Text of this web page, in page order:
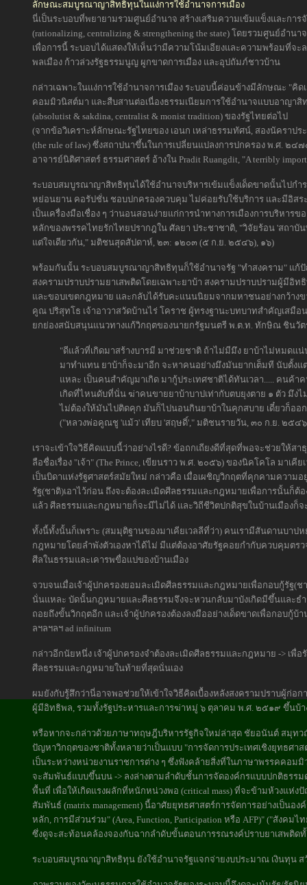
ลักษณะสมบูรณาญาสิทธิทุนในแง่การใช้อำนาจการเมือง
นี่เป็นระบอบที่พยายามรวมศูนย์อำนาจ สร้างเสริมความเข้มแข็งและการ
(rationalizing, centralizing & strengthening the state) โดยรวมศูนย์อ
เพื่อการนี้ ระบอบได้แสดงให้เห็นว่ามีความโน้มเอียงและความพร้อมที่จ
พลเมือง ก้าวล่วงรัฐธรรมนูญ ผูกขาดการเมือง และอุปถัมภ์ชาวบ้าน
กล่าวเฉพาะในแง่การใช้อำนาจการเมือง ระบอบนี้ค่อนข้างมีลักษณะ "คิด
คอมมิวนิสต์มา และสืบสานต่อเนื่องธรรมเนียมการใช้อำนาจแบบอาญา
(absolutist & sakdina, centralist & monist tradition) ของรัฐไทยต่อไป
(จากข้อวิเคราะห์ลักษณะรัฐไทยของ เอนก เหล่าธรรมทัศน์, สองนัคราป
(the rule of law) ซึ่งสถาปนาขึ้นในการเปลี่ยนแปลงการปกครอง พ.ศ. ๒๔
อาจารย์นิติศาสตร์ ธรรมศาสตร์ อ้างใน Pradit Ruangdit, "A terribly
ระบอบสมบูรณาญาสิทธิทุนได้ใช้อำนาจบริหารเข้มแข็งเด็ดขาดนั้นไปกำ
หย่อนยาน คอรัปชั่น ชอบปกครองควบคุม ไม่ค่อยรับใช้บริการ และมีอิส
เป็นเครื่องมือเชื่อง ๆ ว่านอนสอนง่ายแก่การนำทางการเมืองการบริห
หลักของพรรคไทยรักไทยปรากฎใน ศัลยา ประชาชาติ, "วิจัยร้อน 'สถาบัน
แต่ใจเดียวกัน," มติชนสุดสัปดาห์, ๒๓: ๑๒๐๓ (๕ ก.ย. ๒๕๔๖), ๑๖)
พร้อมกันนั้น ระบอบสมบูรณาญาสิทธิทุนก็ใช้อำนาจรัฐ "ทำสงคราม" แก้ปั
สงครามปราบปรามยาเสพติดโดยเฉพาะยาบ้า สงครามปราบปรามผู้มีอิ
และขอบเขตกฎหมาย และกลับได้รับคะแนนนิยมจากมหาชนอย่างกว้าง
คูณ ปริสุทโธ เจ้าอาวาสวัดบ้านไร่ โคราช ผู้ทรงฐานะบทบาทสำคัญเสมื
ยกย่องสนับสนุนแนวทางแก้วิกฤตของนายกรัฐมนตรี พ.ต.ท. ทักษิณ ชินวัต
"ดีแล้วที่เกิดมาสร้างบารมี มาช่วยชาติ ถ้าไม่มีมึง ยาบ้าไม่หมดแ
มาทำแทน ยาบ้าก็จะมาอีก จะหาคนอย่างมึงมันยากเต็มที นับตั้ง
แหละ เป็นคนสำคัญมาเกิด มากู้ประเทศชาติได้ทันเวลา..... คนค้
เกิดที่ไหนดับที่นั่น ฆ่าคนขายยาบ้าบาปเท่ากับตบยุงตาย ๑ ตัว มึง
ไม่ต้องให้มันไปติดคุก มันก็ไปนอนกินยาบ้าในคุกสบาย เดี๋ยวก็ออ
("หลวงพ่อคูณชู 'แม้ว' เทียบ 'สฤษดิ์'," มติชนรายวัน, ๓๐ ก.ย. ๒๕๔
เราจะเข้าใจวิธีคิดแบบนี้ว่าอย่างไรดี? ข้อถกเถียงดีที่สุดที่พอจะช่วยให้ส
ลือชื่อเรื่อง "เจ้า" (The Prince, เขียนราว พ.ศ. ๒๐๕๖) ของนิคโคโล มาเ
เป็นบิดาแห่งรัฐศาสตร์สมัยใหม่ กล่าวคือ เมื่อเผชิญวิกฤตที่คุกคามความ
รัฐ(ชาติ)เอาไว้ก่อน ถึงจะต้องละเมิดศีลธรรมและกฎหมายเพื่อการนั้นก็ต้
แล้ว ศีลธรรมและกฎหมายก็จะมีไม่ได้ และวิถีชีวิตปกติสุขในบ้านเมืองก็
ทั้งนี้ทั้งนั้นก็เพราะ (สมมุติฐานของมาเคียเวลลีที่ว่า) คนเรามีสันดานบา
กฎหมายโดยลำพังตัวเองหาได้ไม่ มีแต่ต้องอาศัยรัฐคอยกำกับควบคุมตร
ศีลในธรรมและเคารพขื่อแปของบ้านเมือง
จวบจนเมื่อเจ้าผู้ปกครองยอมละเมิดศีลธรรมและกฎหมายเพื่อกอบกู้รัฐ(ช
นั่นแหละ บัดนั้นกฎหมายและศีลธรรมจึงจะหวนกลับมาบังเกิดมีขึ้นและธำ
ถอยถึงขั้นวิกฤตอีก และเจ้าผู้ปกครองต้องลงมืออย่างเด็ดขาดเพื่อกอบกู้บ้
ลฯลฯลฯ ad infinitum
กล่าวอีกนัยหนึ่ง เจ้าผู้ปกครองจำต้องละเมิดศีลธรรมและกฎหมาย -> เพื่
ศีลธรรมและกฎหมายในท้ายที่สุดนั่นเอง
ผมยังกับรู้สึกว่านี่อาจพอช่วยให้เข้าใจวิธีคิดเบื้องหลังสงครามปราบผู้ก่อ
ผู้มีอิทธิพล, รวมทั้งรัฐประหารและการฆ่าหมู่ ๖ ตุลาคม พ.ศ. ๒๕๑๙ ขึ้นบ้า
หรือหากจะกล่าวด้วยภาษาทฤษฎีบริหารรัฐกิจใหม่ล่าสุด ชัยอนันต์ สมุท
ปัญหาวิกฤตของชาติทั้งหลายว่าเป็นแบบ "การจัดการประเทศเชิงยุทธศ
เป็นระหว่างหน่วยงานราชการต่าง ๆ ซึ่งฟังคล้ายสิ่งที่ในภาษาพรรคคอม
จะสัมพันธ์แบบขึ้นบน -> ลงล่างตามลำดับชั้นการจัดองค์กรแบบปกติธรร
พื้นที่ เพื่อให้เกิดแรงผลักที่หนักหน่วงพอ (critical mass) ที่จะข้ามห้วงแห่
สัมพันธ์ (matrix management) นี้อาศัยยุทธศาสตร์การจัดการอย่างเป็น
หลัก, การมีส่วนร่วม" (Area, Function, Participation หรือ AFP)" ("สังค
ซึ่งดูจะสะท้อนคล้องจองกับฉากลำดับขั้นตอนการรณรงค์ปราบยาเสพติด
ระบอบสมบูรณาญาสิทธิทุน ยังใช้อำนาจรัฐแจกจ่ายงบประมาณ เงินทุน